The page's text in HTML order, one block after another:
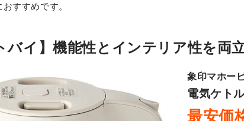
すすめです。
バイ】機能性とインテリア性を両